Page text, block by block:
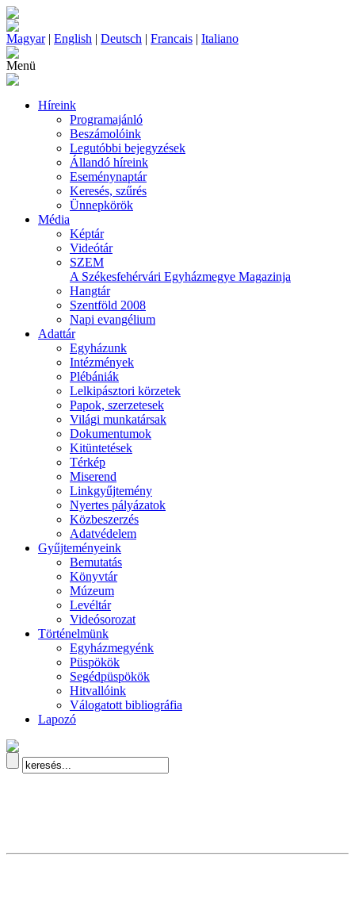
Magyar| English | Deutsch | Francais | Italiano
Menü
Híreink
Programajánló
Beszámolóink
Legutóbbi bejegyzések
Állandó híreink
Eseménynaptár
Keresés, szűrés
Ünnepkörök
Média
Képtár
Videótár
SZEM
A Székesfehérvári Egyházmegye Magazinja
Hangtár
Szentföld 2008
Napi evangélium
Adattár
Egyházunk
Intézmények
Plébániák
Lelkipásztori körzetek
Papok, szerzetesek
Világi munkatársak
Dokumentumok
Kitüntetések
Térkép
Miserend
Linkgyűjtemény
Nyertes pályázatok
Közbeszerzés
Adatvédelem
Gyűjteményeink
Bemutatás
Könyvtár
Múzeum
Levéltár
Videósorozat
Történelmünk
Egyházmegyénk
Püspökök
Segédpüspökök
Hitvallóink
Válogatott bibliográfia
Lapozó